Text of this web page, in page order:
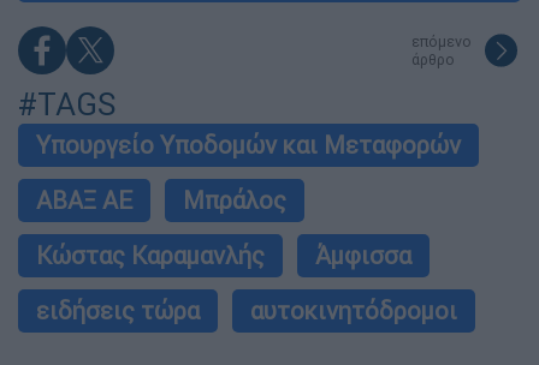
επόμενο
άρθρο
#TAGS
Υπουργείο Υποδομών και Μεταφορών
ΑΒΑΞ ΑΕ
Μπράλος
Κώστας Καραμανλής
Άμφισσα
ειδήσεις τώρα
αυτοκινητόδρομοι